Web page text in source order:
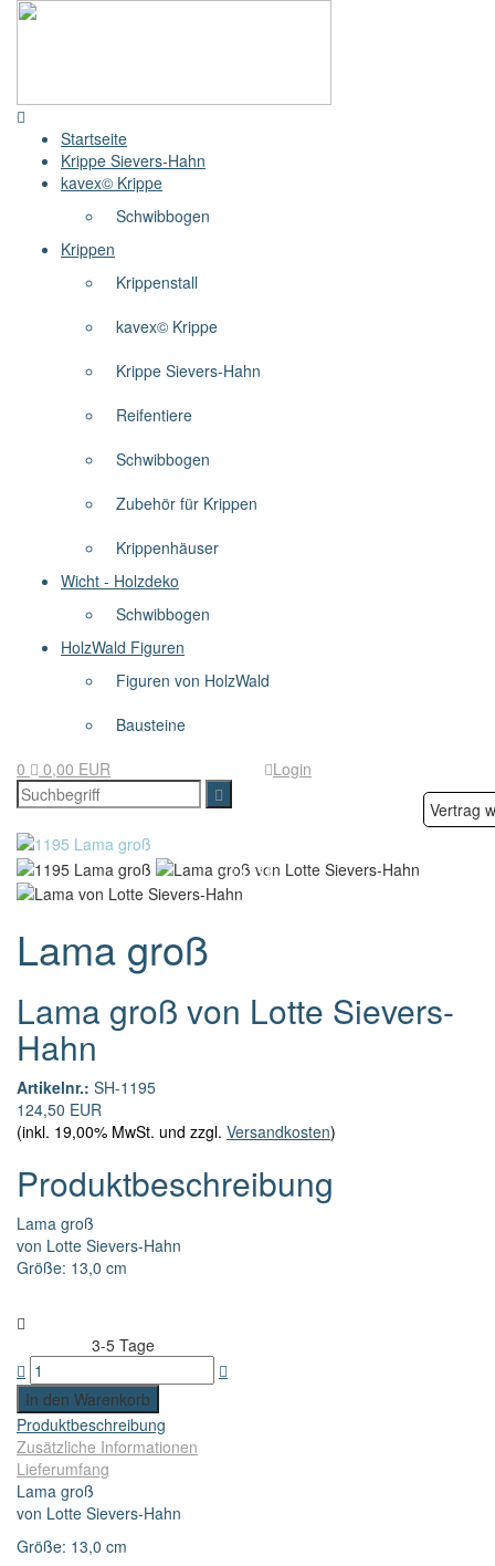
Startseite
Krippe Sievers-Hahn
kavex© Krippe
Schwibbogen
Krippen
Krippenstall
kavex© Krippe
Krippe Sievers-Hahn
Reifentiere
Schwibbogen
Zubehör für Krippen
Krippenhäuser
Wicht - Holzdeko
Schwibbogen
HolzWald Figuren
Figuren von HolzWald
Bausteine
0
0,00 EUR Login
Lama groß
Lama groß von Lotte Sievers-
Hahn
Artikelnr.: SH-1195
124,50 EUR
(inkl. 19,00% MwSt. und zzgl. Versandkosten)
Produktbeschreibung
Lama groß
von Lotte Sievers-Hahn
Größe: 13,0 cm
3-5 Tage
Produktbeschreibung
Zusätzliche Informationen
Lieferumfang
Lama groß
von Lotte Sievers-Hahn
Größe: 13,0 cm
Vertrag